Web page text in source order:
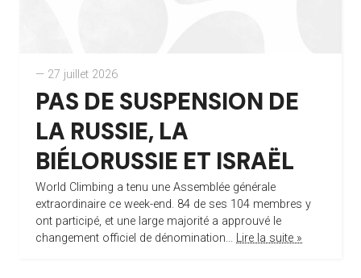
— 27 juillet 2026
PAS DE SUSPENSION DE
LA RUSSIE, LA
BIÉLORUSSIE ET ISRAËL
World Climbing a tenu une Assemblée générale
extraordinaire ce week-end. 84 de ses 104 membres y
ont participé, et une large majorité a approuvé le
changement officiel de dénomination... Lire la suite »